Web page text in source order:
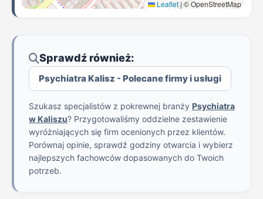
Leaflet|© OpenStreetMap
Sprawdź również:
Psychiatra Kalisz - Polecane firmy i usługi
Szukasz specjalistów z pokrewnej branży Psychiatra
w Kaliszu? Przygotowaliśmy oddzielne zestawienie
wyróżniających się firm ocenionych przez klientów.
Porównaj opinie, sprawdź godziny otwarcia i wybierz
najlepszych fachowców dopasowanych do Twoich
potrzeb.